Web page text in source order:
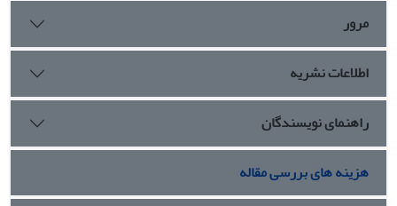
مرور
اطلاعات نشریه
راهنمای نویسندگان
هزینه های بررسی مقاله